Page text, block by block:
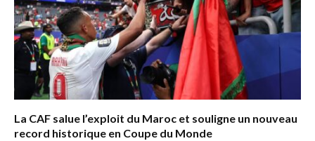
La CAF salue l’exploit du Maroc et souligne un nouveau
record historique en Coupe du Monde